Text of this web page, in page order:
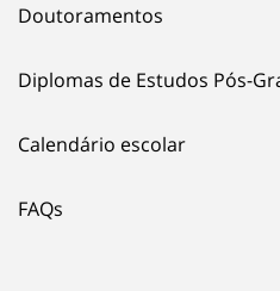
Doutoramentos
Diplomas de Estudos Pós-
Calendário escolar
FAQs